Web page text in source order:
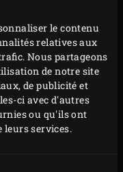
le contenu
relatives aux
Nous partageons
de notre site
de publicité et
ci avec d'autres
ou qu'ils ont
leurs services.
le rebord de la
de maintenir
car au-delà de cette
»